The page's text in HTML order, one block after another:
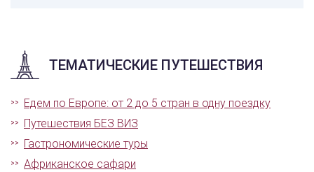
ТЕМАТИЧЕСКИЕ ПУТЕШЕСТВИЯ
Едем по Европе: от 2 до 5 стран в одну поездку
Путешествия БЕЗ ВИЗ
Гастрономические туры
Африканское сафари